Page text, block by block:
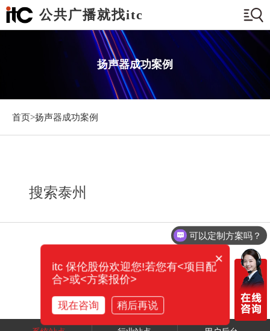
公共广播就找itc
扬声器成功案例
首页>扬声器成功案例
搜索泰州
可以定制方案吗？
×
itc 保伦股份欢迎您!若您有<项目配
合>或<方案报价>
现在咨询 稍后再说